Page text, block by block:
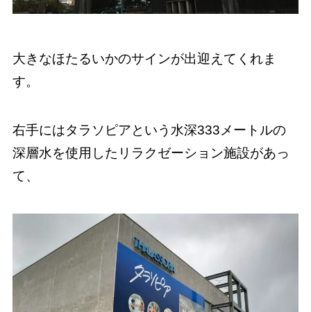
大きなほたるいかのサインが出迎えてくれま
す。
右手にはタラソピアという水深333メートルの
深層水を使用したリラクゼーション施設があっ
て、